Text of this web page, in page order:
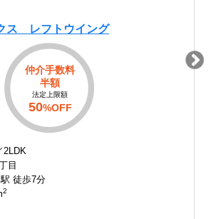
ス レフトウイング
仲介手数料
半額
法定上限額
50%OFF
2LDK
目
徒歩7分
2